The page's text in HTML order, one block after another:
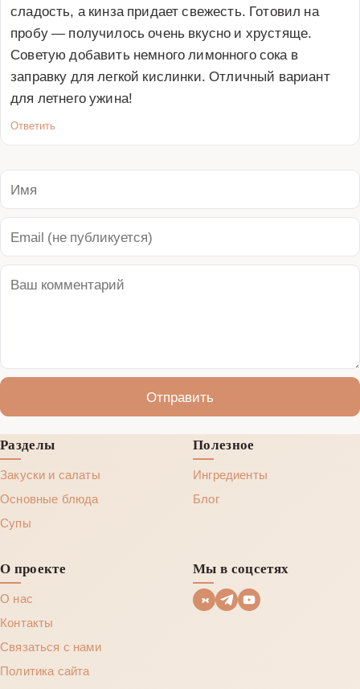
сладость, а кинза придает свежесть. Готовил на
пробу — получилось очень вкусно и хрустяще.
Советую добавить немного лимонного сока в
заправку для легкой кислинки. Отличный вариант
для летнего ужина!
Ответить
Отправить
Разделы
Закуски и салаты
Основные блюда
Супы
Полезное
Ингредиенты
Блог
О проекте
О нас
Контакты
Связаться с нами
Политика сайта
Мы в соцсетях